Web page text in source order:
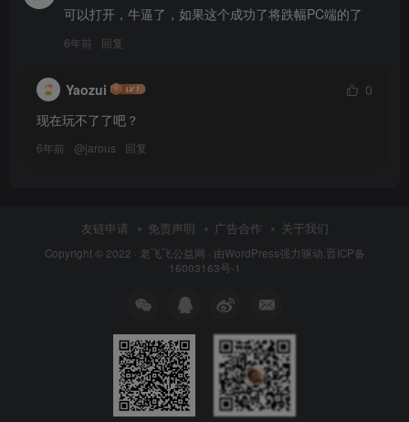
可以打开，牛逼了，如果这个成功了将跌幅PC端的了
6年前 回复
Yaozui
0
现在玩不了了吧？
6年前 @jarous 回复
友链申请 免责声明 广告合作 关于我们
Copyright © 2022 · 老飞飞公益网 · 由WordPress强力驱动. 晋ICP备
16003163号-1